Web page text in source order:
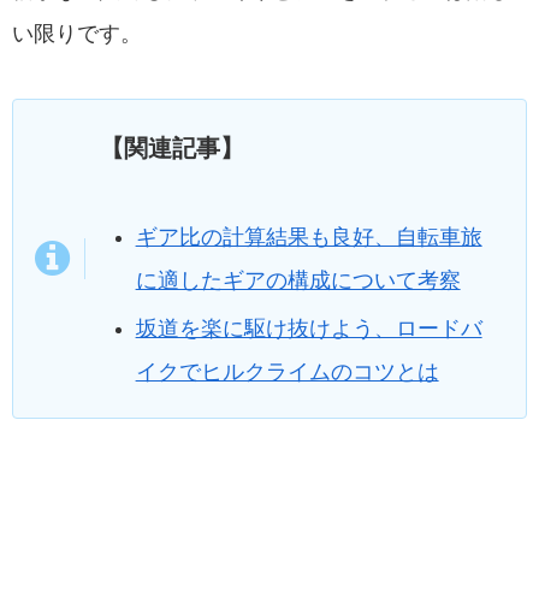
い限りです。
【関連記事】
ギア比の計算結果も良好、自転車旅
に適したギアの構成について考察
坂道を楽に駆け抜けよう、ロードバ
イクでヒルクライムのコツとは